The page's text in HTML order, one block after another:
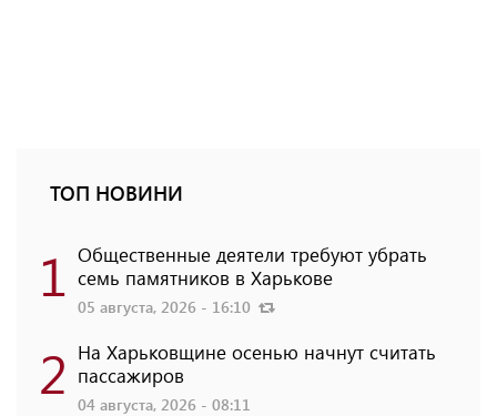
ТОП НОВИНИ
1 Общественные деятели требуют убрать
семь памятников в Харькове
05 августа, 2026 - 16:10
2 На Харьковщине осенью начнут считать
пассажиров
04 августа, 2026 - 08:11